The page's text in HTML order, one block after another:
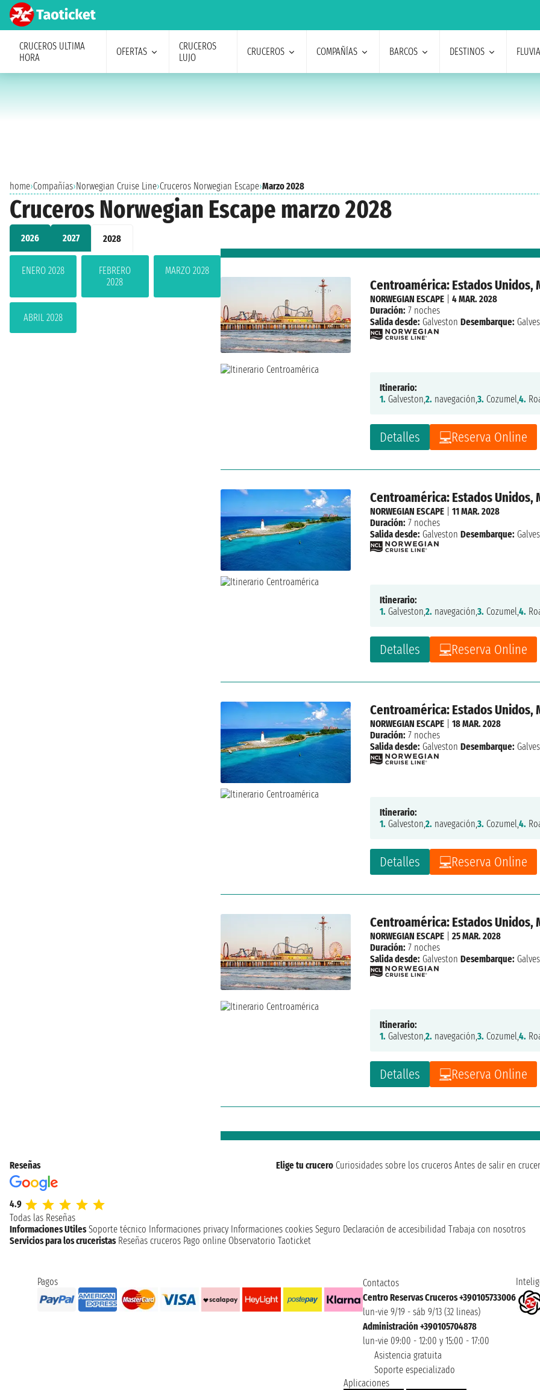
CRUCEROS ULTIMA
HORA
OFERTAS
CRUCEROS
LUJO
CRUCEROS COMPAÑÍAS BARCOS DESTINOS
home›Compañías›Norwegian Cruise Line›Cruceros Norwegian Escape›Marzo 2028
Cruceros Norwegian Escape marzo 2028
2026 2027 2028
ENERO 2028
FEBRERO
2028
MARZO 2028
ABRIL 2028
Centroamérica: Estados Unidos,
Detalles Reserva Online
NORWEGIAN ESCAPE |4 MAR. 2028
Duración: 7 noches
Salida desde: Galveston Desembarque:
Itinerario:
1. Galveston,2. navegación,3. Cozumel,4.
Centroamérica: Estados Unidos,
Detalles Reserva Online
NORWEGIAN ESCAPE |11 MAR. 2028
Duración: 7 noches
Salida desde: Galveston Desembarque:
Itinerario:
1. Galveston,2. navegación,3. Cozumel,4.
Centroamérica: Estados Unidos,
Detalles Reserva Online
NORWEGIAN ESCAPE |18 MAR. 2028
Duración: 7 noches
Salida desde: Galveston Desembarque:
Itinerario:
1. Galveston,2. navegación,3. Cozumel,4.
Centroamérica: Estados Unidos,
Detalles Reserva Online
NORWEGIAN ESCAPE |25 MAR. 2028
Duración: 7 noches
Salida desde: Galveston Desembarque:
Itinerario:
1. Galveston,2. navegación,3. Cozumel,4.
Reseñas
4.9
Todas las Reseñas
Elige tu crucero Curiosidades sobre los cruceros Antes de salir en
Informaciones Utiles Soporte técnico Informaciones privacy Informaciones cookies Seguro Declaración de accesibilidad Trabaja con nosotros
Servicios para los cruceristas Reseñas cruceros Pago online Observatorio Taoticket
Pagos
Contactos
Centro Reservas Cruceros +390105733006
lun-vie 9/19 - sáb 9/13 (32 lineas)
Administración +390105704878
lun-vie 09:00 - 12:00 y 15:00 - 17:00
Asistencia gratuita
Soporte especializado
Aplicaciones